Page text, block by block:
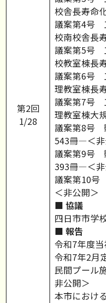
第2回
1/28
校舎長寿命
議案第4号
校南校舎長
議案第5号
校教室棟長
議案第6号
理教室棟長
議案第7号
理教室棟大
議案第8号
543冊―＜非
議案第9号
393冊―＜非
議案第10
＜非公開＞
■ 協議
四日市市学
■ 報告
令和7年度
令和7年2月
民間プール
非公開＞
本市におけ